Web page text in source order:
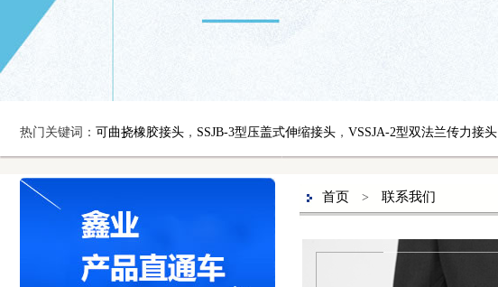
热门关键词： 可曲挠橡胶接头 ， SSJB-3型压盖式伸缩接头 ， VSSJA-2型双法兰传力接头
首页 > 联系我们